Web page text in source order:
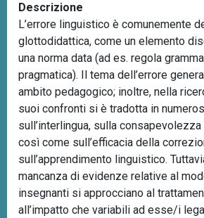
Descrizione
L’errore linguistico è comunemente
glottodidattica, come un elemento
una norma data (ad es. regola
pragmatica). Il tema dell’errore
ambito pedagogico; inoltre, nella
suoi confronti si è tradotta in
sull’interlingua, sulla
così come sull’efficacia della
sull’apprendimento linguistico.
mancanza di evidenze relative al
insegnanti si approcciano al
all’impatto che variabili ad esse/i